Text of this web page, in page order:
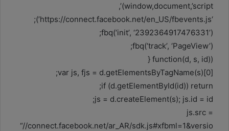
(window,document,’script’,
‘https://connect.facebook.net/en_US/fbevents.js’);
fbq(‘init’, ‘2392364917476331’);
fbq(‘track’, ‘PageView’);
(function(d, s, id) {
var js, fjs = d.getElementsByTagName(s)[0];
if (d.getElementById(id)) return;
js = d.createElement(s); js.id = id;
js.src =
“//connect.facebook.net/ar_AR/sdk.js#xfbml=1&versio